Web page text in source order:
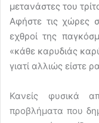
μετανάστες του
Αφήστε τις χώρες
εχθροί της
«κάθε καρυδιάς
γιατί αλλιώς είστε
Κανείς φυσικά
προβλήματα που